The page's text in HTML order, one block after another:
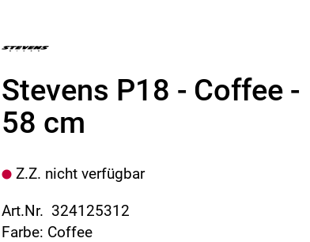
Stevens P18 - Coffee -
58 cm
Z.Z. nicht verfügbar
Art.Nr. 324125312
Farbe: Coffee